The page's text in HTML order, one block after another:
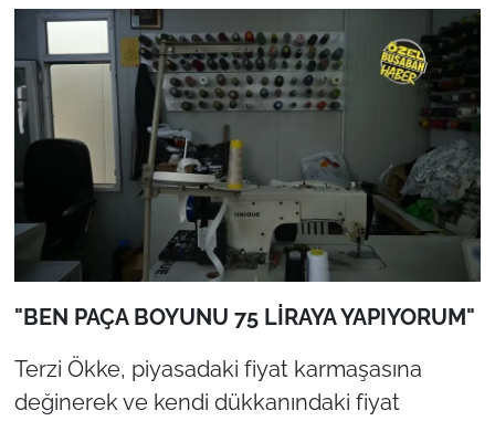
"BEN PAÇA BOYUNU 75 LİRAYA YAPIYORUM"
Terzi Ökke, piyasadaki fiyat karmaşasına
değinerek ve kendi dükkanındaki fiyat